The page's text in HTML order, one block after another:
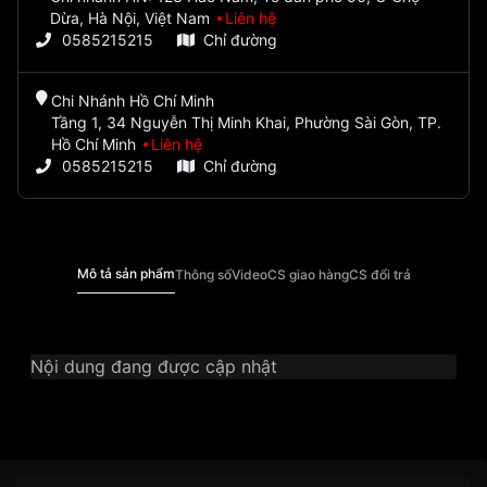
Dừa, Hà Nội, Việt Nam
Liên hệ
0585215215
Chỉ đường
Chi Nhánh Hồ Chí Minh
Tầng 1, 34 Nguyễn Thị Minh Khai, Phường Sài Gòn, TP.
Hồ Chí Minh
Liên hệ
0585215215
Chỉ đường
Mô tả sản phẩmThông sốVideoCS giao hàngCS đổi trả
Nội dung đang được cập nhật